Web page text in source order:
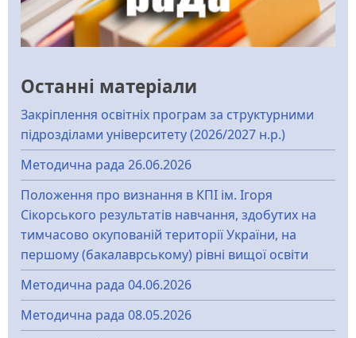
Останні матеріали
Закріплення освітніх програм за структурними
підрозділами університету (2026/2027 н.р.)
Методична рада 26.06.2026
Положення про визнання в КПІ ім. Ігоря
Сікорського результатів навчання, здобутих на
тимчасово окупованій території України, на
першому (бакалаврському) рівні вищої освіти
Методична рада 04.06.2026
Методична рада 08.05.2026